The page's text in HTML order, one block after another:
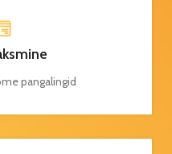
pangalingid